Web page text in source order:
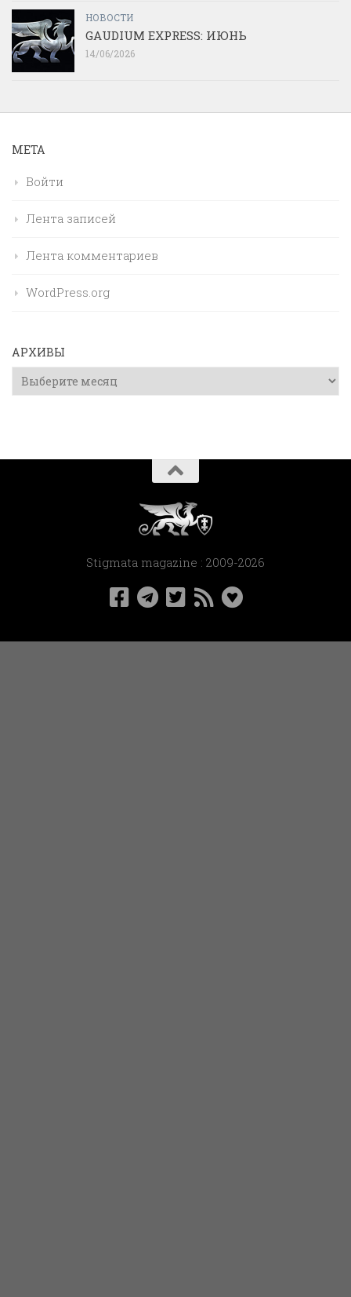
НОВОСТИ
GAUDIUM EXPRESS: ИЮНЬ
14/06/2026
МЕТА
Войти
Лента записей
Лента комментариев
WordPress.org
АРХИВЫ
Архивы
Stigmata magazine : 2009-2026